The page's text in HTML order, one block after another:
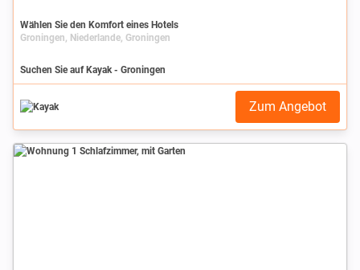
Wählen Sie den Komfort eines Hotels
Groningen, Niederlande, Groningen
Suchen Sie auf Kayak - Groningen
Zum Angebot